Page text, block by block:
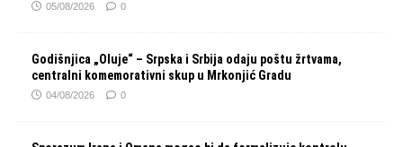
05/08/2026 0
Godišnjica „Oluje“ – Srpska i Srbija odaju poštu žrtvama,
centralni komemorativni skup u Mrkonjić Gradu
04/08/2026 0